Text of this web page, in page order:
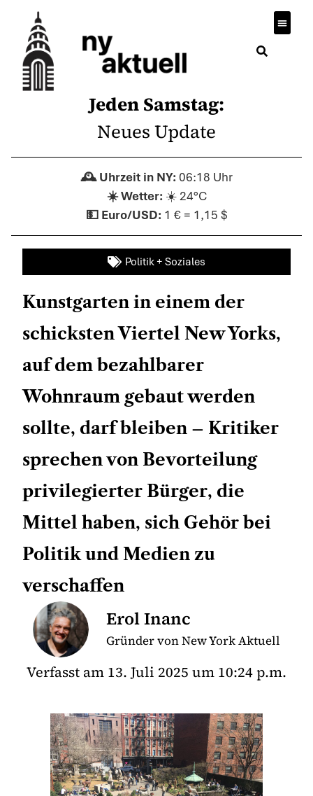
Jeden Samstag:
Neues Update
06:18 Uhr
☀️ 24°C
1 € = 1,15 $
Politik + Soziales
Kunstgarten in einem der
schicksten Viertel New Yorks,
auf dem bezahlbarer
Wohnraum gebaut werden
sollte, darf bleiben – Kritiker
sprechen von Bevorteilung
privilegierter Bürger, die
Mittel haben, sich Gehör bei
Politik und Medien zu
verschaffen
Erol Inanc
Gründer von New York Aktuell
Verfasst am 13. Juli 2025 um 10:24 p.m.